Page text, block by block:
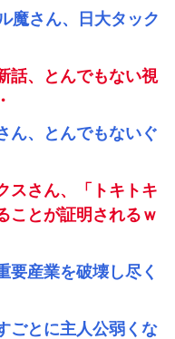
魔さん、日大タック
話、とんでもない視
ん、とんでもないぐ
スさん、「トキトキ
ことが証明されるｗ
要産業を破壊し尽く
ごとに主人公弱くな